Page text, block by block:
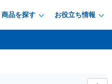
商品を探す お役立ち情報